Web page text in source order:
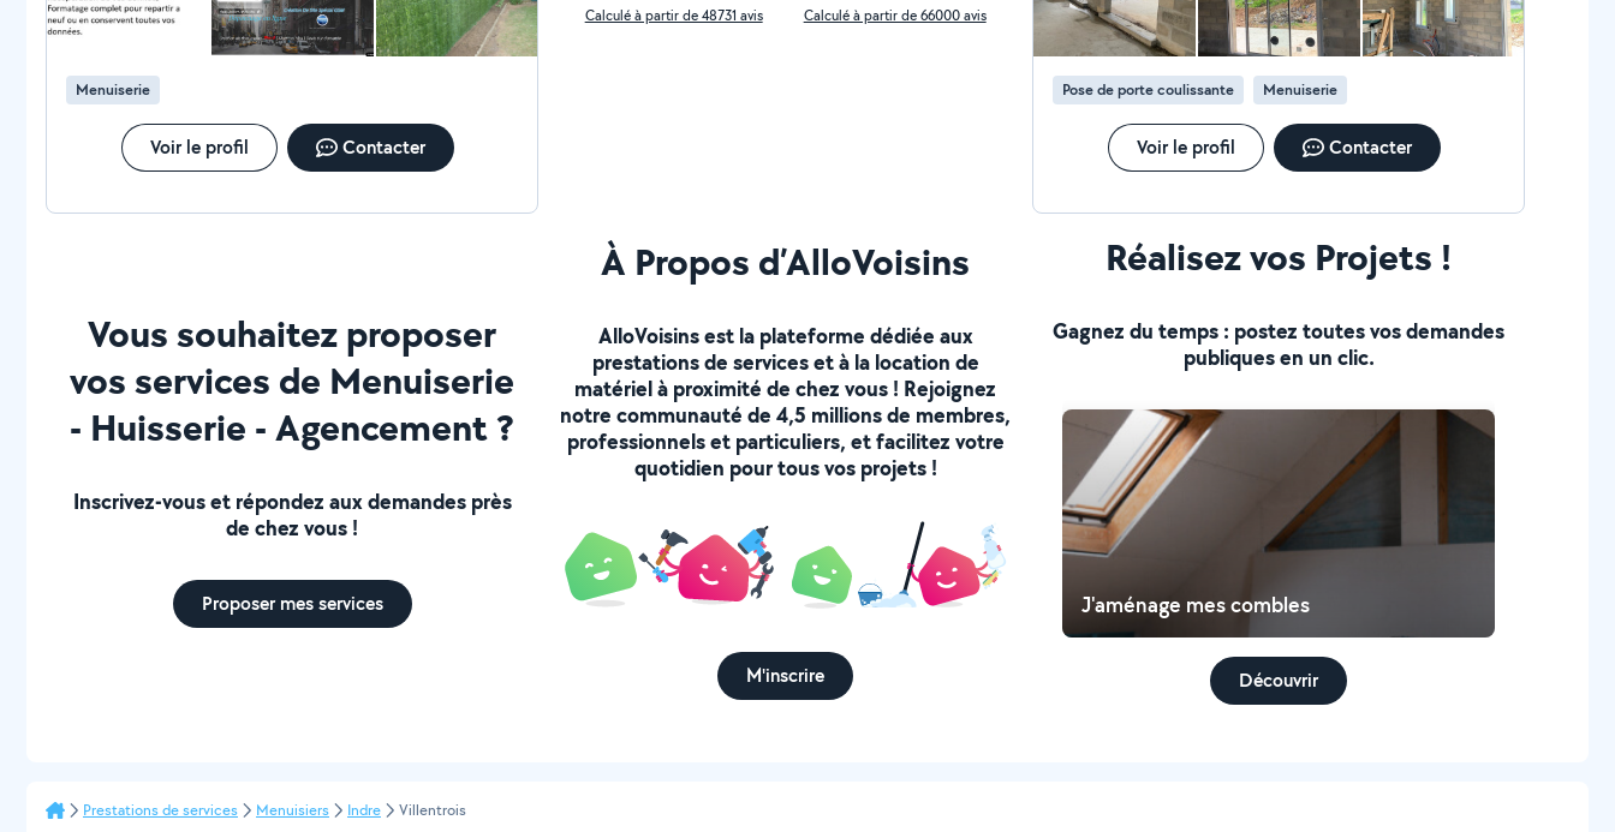
Menuiserie
Voir le profil Contacter
Calculé à partir de 48731 avis Calculé à partir de 66000 avis
Pose de porte coulissante Menuiserie
Voir le profil Contacter
Vous souhaitez proposer
vos services de Menuiserie
- Huisserie - Agencement ?
Inscrivez-vous et répondez aux demandes près
de chez vous !
Proposer mes services
À Propos d’AlloVoisins
AlloVoisins est la plateforme dédiée aux
prestations de services et à la location de
matériel à proximité de chez vous ! Rejoignez
notre communauté de 4,5 millions de membres,
professionnels et particuliers, et facilitez votre
quotidien pour tous vos projets !
M'inscrire
Réalisez vos Projets !
Gagnez du temps : postez toutes vos demandes
publiques en un clic.
J'aménage mes combles
Découvrir
Prestations de services Menuisiers Indre Villentrois